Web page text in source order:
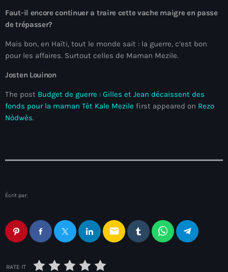
août 2024
juin 2024
mai 2024
Catégories
#HPK
#KPK
#NouBoukeTann
Faut-il encore continuer a traire cette vache maigre en passe
de trépasser?
Mais bon, en Haïti, tout le monde sait : la guerre, c’est bon
pour les affaires. Surtout celles de Maman Mezile.
Josten Louinon
The post Budget de guerre : Gilles et Jean décaissent des
fonds pour la maman Tèt Kale Mezile first appeared on Rezo
Nòdwès.
Écrit par:
email
RATE IT